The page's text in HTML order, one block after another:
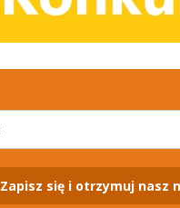
Zapisz się i otrzymuj nasz